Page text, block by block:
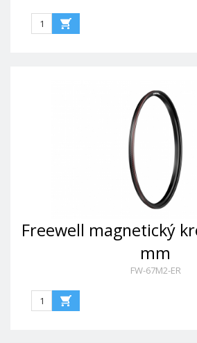
Freewell magnetický
mm
FW-67M2-ER